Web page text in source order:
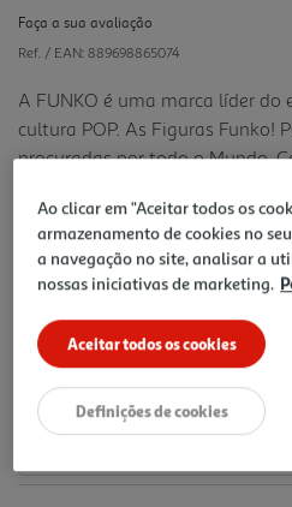
Faça a sua avaliação
Ref. / EAN: 889698865074
A FUNKO é uma marca líder do
cultura POP. As Figuras Funko!
procuradas por todo o Mundo.
qualquer canto; com alta
pintura, com detalhes per
verdadeiramente intemporal
15,99 €
Notas de preparação
Ao clicar em "Aceitar todos os
armazenamento de cookies no
a navegação no site, analisar a
nossas iniciativas de marketing.
Aceitar todos os cookies
Definições de cookies